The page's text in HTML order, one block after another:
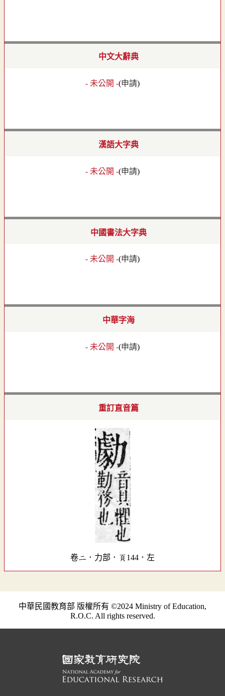
中文大辭典
- 未公開 -(申請)
漢語大字典
- 未公開 -(申請)
中國書法大字典
- 未公開 -(申請)
中華字海
- 未公開 -(申請)
重訂直音篇
卷二．力部．頁144．左
中華民國教育部 版權所有 ©2024 Ministry of Education,
R.O.C. All rights reserved.